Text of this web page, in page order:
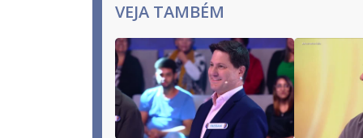
VEJA TAMBÉM